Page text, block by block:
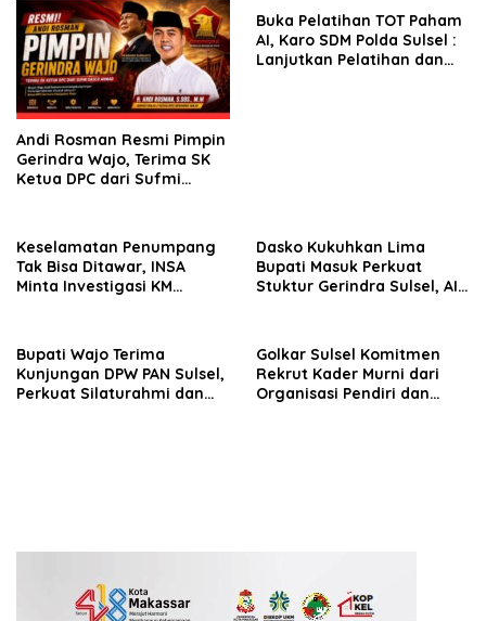
Andi Rosman Resmi Pimpin
Gerindra Wajo, Terima SK
Ketua DPC dari Sufmi
Buka Pelatihan TOT Paham
AI, Karo SDM Polda Sulsel :
Lanjutkan Pelatihan dan
Keselamatan Penumpang
Tak Bisa Ditawar, INSA
Minta Investigasi KM
Dasko Kukuhkan Lima
Bupati Masuk Perkuat
Stuktur Gerindra Sulsel, AIA
Bupati Wajo Terima
Kunjungan DPW PAN Sulsel,
Perkuat Silaturahmi dan
Golkar Sulsel Komitmen
Rekrut Kader Murni dari
Organisasi Pendiri dan